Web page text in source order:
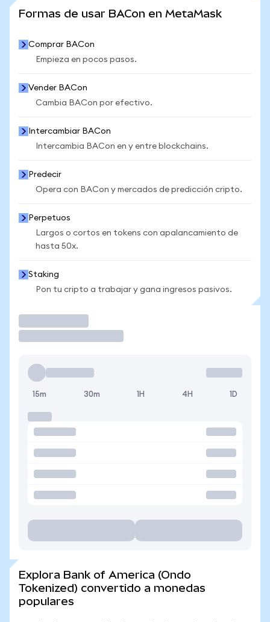
Formas de usar BACon en MetaMask
Comprar BACon
Empieza en pocos pasos.
Vender BACon
Cambia BACon por efectivo.
Intercambiar BACon
Intercambia BACon en y entre blockchains.
Predecir
Opera con BACon y mercados de predicción cripto.
Perpetuos
Largos o cortos en tokens con apalancamiento de
hasta 50x.
Staking
Pon tu cripto a trabajar y gana ingresos pasivos.
15m 30m 1H 4H 1D
Explora Bank of America (Ondo
Tokenized) convertido a monedas
populares